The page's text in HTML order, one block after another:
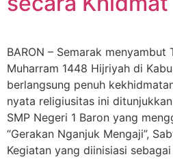
BARON – Semarak menyambut
Muharram 1448 Hijriyah di
berlangsung penuh
nyata religiusitas ini
SMP Negeri 1 Baron yang
“Gerakan Nganjuk Mengaji”,
Kegiatan yang diinisiasi